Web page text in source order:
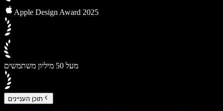
Apple Design Award 2025
מעל 50 מיליון משתמשים
תוכן העניינים